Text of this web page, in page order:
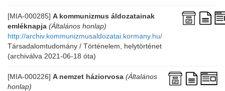
[MIA-000285] A kommunizmus áldozatainak
emléknapja (Általános honlap)
http://archiv.kommunizmusaldozatai.kormany.hu/
Társadalomtudomány / Történelem, helytörténet
(archiválva 2021-06-18 óta)
[MIA-000226] A nemzet háziorvosa (Általános
honlap)